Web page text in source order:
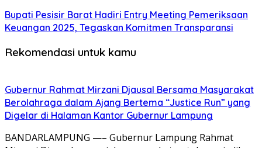
Bupati Pesisir Barat Hadiri Entry Meeting Pemeriksaan
Keuangan 2025, Tegaskan Komitmen Transparansi
Rekomendasi untuk kamu
Gubernur Rahmat Mirzani Djausal Bersama Masyarakat
Berolahraga dalam Ajang Bertema “Justice Run” yang
Digelar di Halaman Kantor Gubernur Lampung
BANDARLAMPUNG —– Gubernur Lampung Rahmat